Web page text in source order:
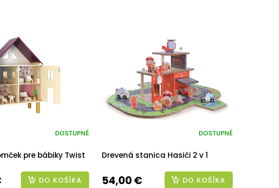
pre bábiky Twist
DOSTUPNÉ
DO KOŠÍKA
Drevená stanica Hasiči 2 v 1
DOSTUPNÉ
54,00 € DO KOŠÍKA